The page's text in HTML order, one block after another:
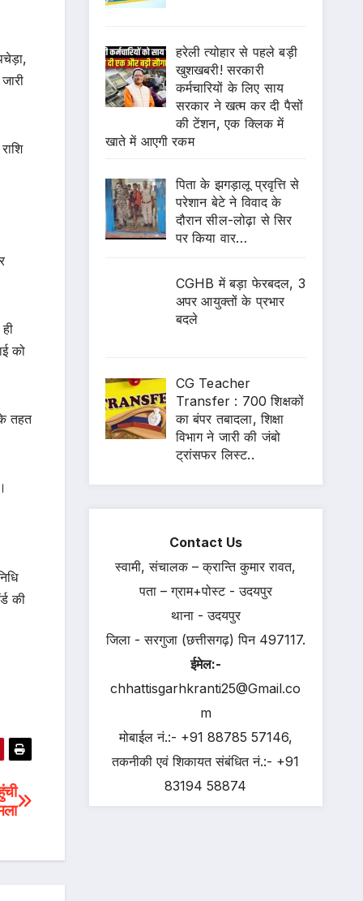
को
तहत
की
हरेली त्योहार से पहले बड़ी
खुशखबरी! सरकारी
कर्मचारियों के लिए साय
सरकार ने खत्म कर दी पैसों
की टेंशन, एक क्लिक में
खाते में आएगी रकम
पिता के झगड़ालू प्रवृत्ति से
परेशान बेटे ने विवाद के
दौरान सील-लोढ़ा से सिर
पर किया वार…
CGHB में बड़ा फेरबदल, 3
अपर आयुक्तों के प्रभार
बदले
CG Teacher
Transfer : 700 शिक्षकों
का बंपर तबादला, शिक्षा
विभाग ने जारी की जंबो
ट्रांसफर लिस्ट..
Contact Us
स्वामी, संचालक – क्रान्ति कुमार रावत,
पता – ग्राम+पोस्ट - उदयपुर
थाना - उदयपुर
जिला - सरगुजा (छत्तीसगढ़) पिन 497117.
ईमेल:-
chhattisgarhkranti25@Gmail.co
m
मोबाईल नं.:- +91 88785 57146,
तकनीकी एवं शिकायत संबंधित नं.:- +91
83194 58874